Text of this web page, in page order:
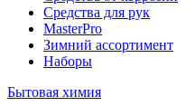
Средства для рук
MasterPro
Зимний ассортимент
Наборы
Бытовая химия